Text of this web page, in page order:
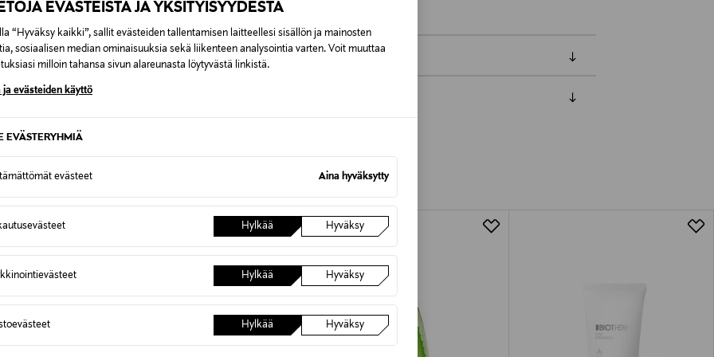
EVÄSTEISTÄ JA YKSITYISYYDESTÄ
“Hyväksy kaikki”, sallit evästeiden tallentamisen laitteellesi sisällön ja mainosten
sosiaalisen median ominaisuuksia sekä liikenteen analysointia varten. Voit muuttaa
milloin tahansa sivun alareunasta löytyvästä linkistä.
ja evästeiden käyttö
EVÄSTERYHMIÄ
evästeet Aina hyväksytty
Hylkää Hyväksy
Hylkää Hyväksy
Hylkää Hyväksy
7,90 €–50,00 € kuljetusyhtiöstä ja tuotteen koosta riippuen
Alk. 6,90 €, kun toimitus on saatavilla valittuun osoitteeseen.
palauttaa avaamattomissa alkuperäispakkauksissaan ja palautettavan tuotteen sinetin tulee olla ehjä.
NÄISTÄ